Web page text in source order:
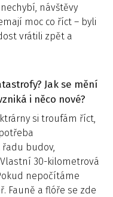
návštěvy
moc co říct – byli
vrátili zpět a
Jak se mění
i něco nové?
si troufám říct,
budov,
30-kilometrová
nepočítáme
Fauně a flóře se zde